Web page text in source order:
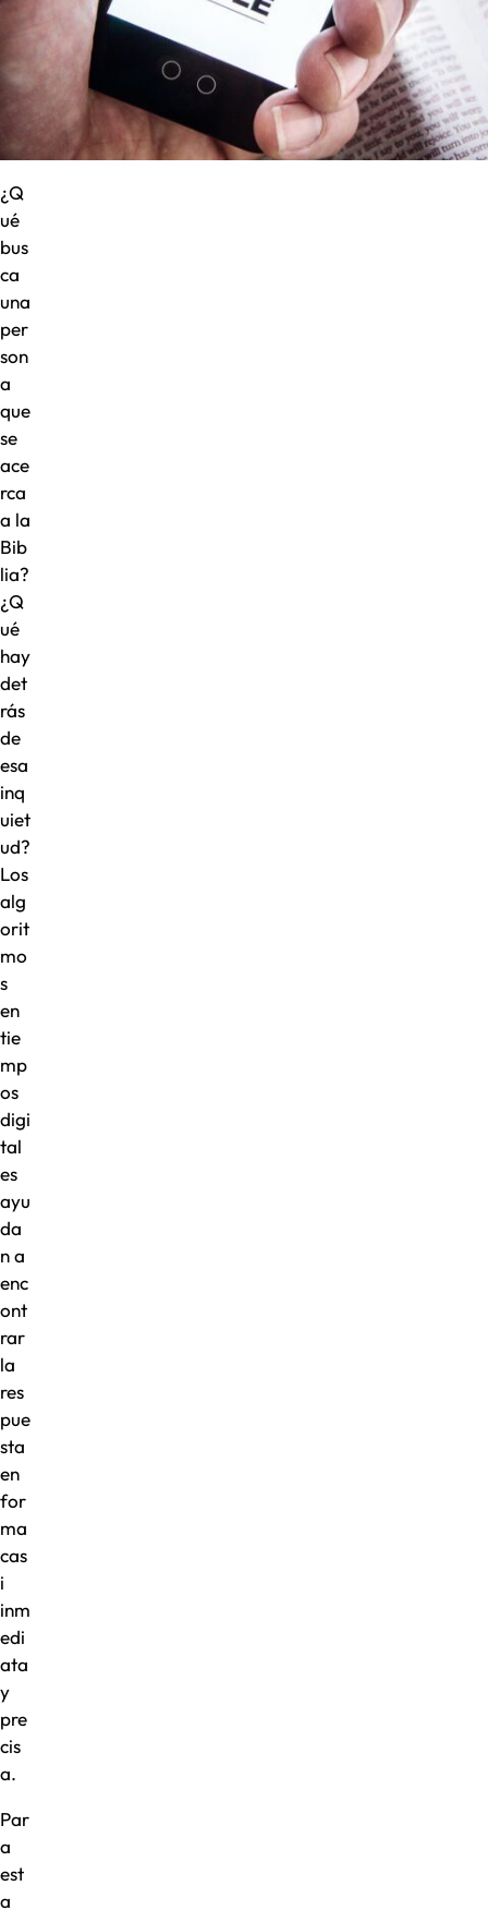
¿Q
ué
bus
ca
una
per
son
a
que
se
ace
rca
a la
Bib
lia?
¿Q
ué
hay
det
rás
de
esa
inq
uiet
ud?
Los
alg
orit
mo
s
en
tie
mp
os
digi
tal
es
ayu
da
n a
enc
ont
rar
la
res
pue
sta
en
for
ma
cas
i
inm
edi
ata
y
pre
cis
a.
Par
a
est
a